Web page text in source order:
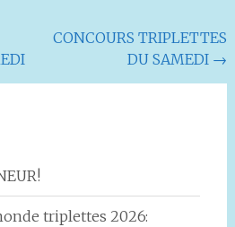
CONCOURS TRIPLETTES
DU SAMEDI →
triplettes 2026: